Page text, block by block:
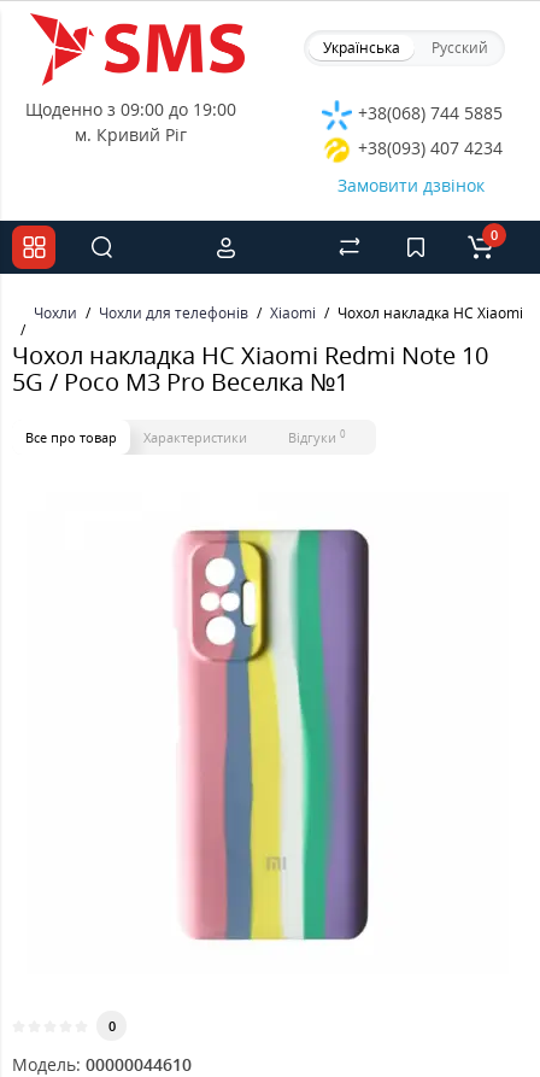
Українська Русский
Щоденно з 09:00 до 19:00
м. Кривий Ріг
+38(068) 744 5885
+38(093) 407 4234
Замовити дзвінок
0
Чохли Чохли для телефонів Xiaomi Чохол накладка HC Xiaomi
Чохол накладка HC Xiaomi Redmi Note 10
5G / Poco M3 Pro Веселка №1
Все про товар Характеристики Відгуки 0
0
Модель: 00000044610